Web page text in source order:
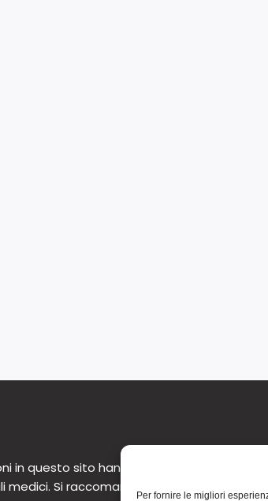
Per fornire le migliori
in questo sito hanno carattere informativo
medici. Si raccomanda di non